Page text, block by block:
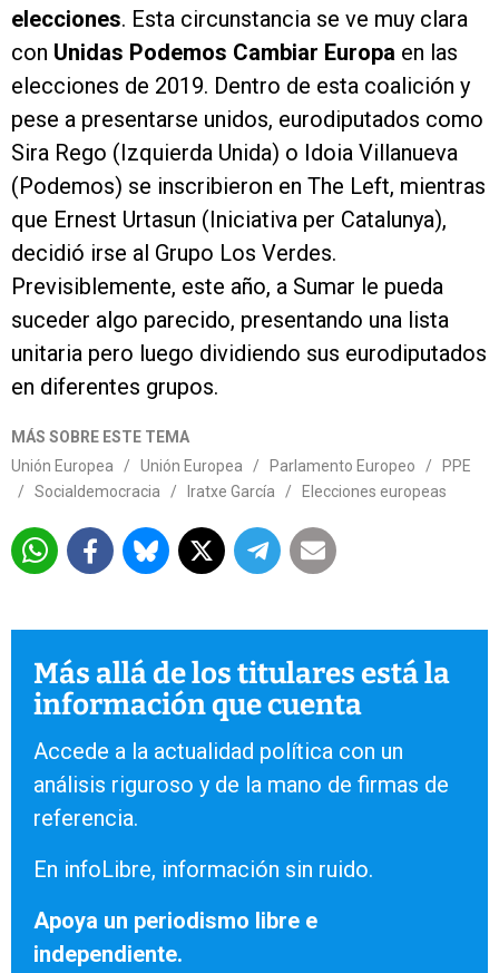
elecciones. Esta circunstancia se ve muy clara
con Unidas Podemos Cambiar Europa en las
elecciones de 2019. Dentro de esta coalición y
pese a presentarse unidos, eurodiputados como
Sira Rego (Izquierda Unida) o Idoia Villanueva
(Podemos) se inscribieron en The Left, mientras
que Ernest Urtasun (Iniciativa per Catalunya),
decidió irse al Grupo Los Verdes.
Previsiblemente, este año, a Sumar le pueda
suceder algo parecido, presentando una lista
unitaria pero luego dividiendo sus eurodiputados
en diferentes grupos.
MÁS SOBRE ESTE TEMA
Unión Europea
/ Unión Europea / Parlamento Europeo /
PPE
/
Socialdemocracia / Iratxe García / Elecciones europeas
Más allá de los titulares está la
información que cuenta
Accede a la actualidad política con un
análisis riguroso y de la mano de firmas de
referencia.
En infoLibre, información sin ruido.
Apoya un periodismo libre e
independiente.